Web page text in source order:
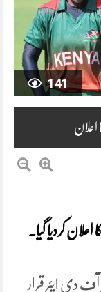
141
آف دی ایئر قرار